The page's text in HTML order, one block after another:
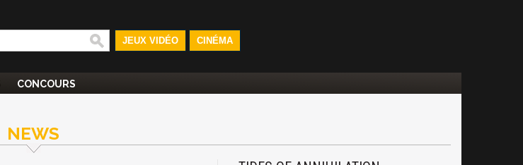
JEUX VIDÉO CINÉMA
CONCOURS
NEWS